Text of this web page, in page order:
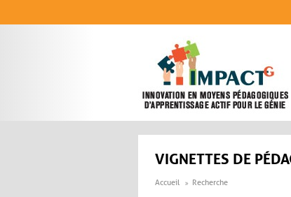
VIGNETTES DE
Accueil Recherche